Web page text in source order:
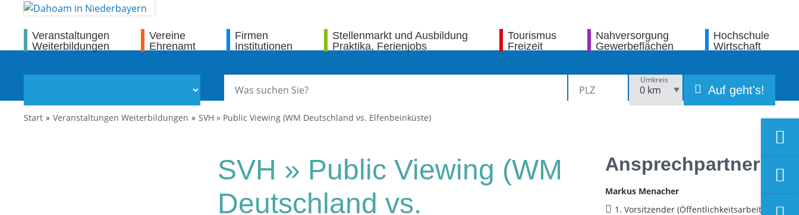
Veranstaltungen
Weiterbildungen
Vereine
Ehrenamt
Firmen
Institutionen
Stellenmarkt und Ausbildung
Praktika, Ferienjobs
Tourismus
Freizeit
Nahversorgung
Gewerbeflächen
Hochschule
Wirtschaft
Umkreis
Auf geht's!
Start Veranstaltungen Weiterbildungen SVH » Public Viewing (WM Deutschland vs. Elfenbeinküste)
SVH » Public Viewing (WM
Deutschland vs.
Ansprechpartner
Markus Menacher
1. Vorsitzender (Öffentlichkeitsarbeit,